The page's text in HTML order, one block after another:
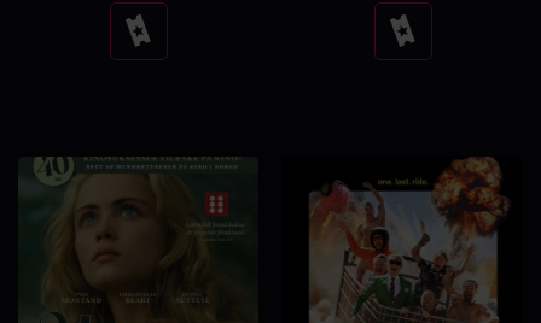
Se
tider
Se
tider